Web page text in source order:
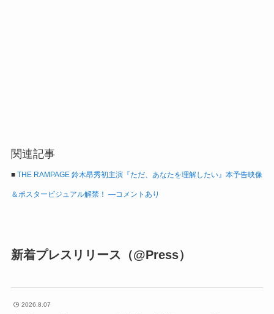
関連記事
■ THE RAMPAGE 鈴木昂秀初主演『ただ、あなたを理解したい』本予告映像
＆ポスタービジュアル解禁！ ―コメントあり
新着プレスリリース（@Press）
2026.8.07